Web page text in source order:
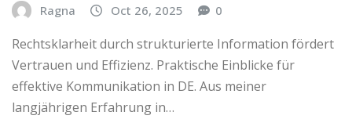
Ragna Oct 26, 2025 0
Rechtsklarheit durch strukturierte Information fördert
Vertrauen und Effizienz. Praktische Einblicke für
effektive Kommunikation in DE. Aus meiner
langjährigen Erfahrung in…